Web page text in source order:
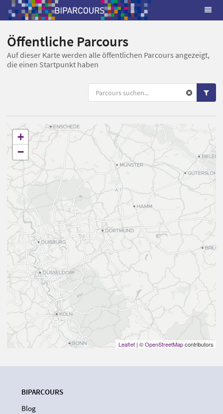
Öffentliche Parcours
Auf dieser Karte werden alle öffentlichen Parcours angezeigt,
die einen Startpunkt haben
+
−
Leaflet | ©OpenStreetMapcontributors
BIPARCOURS
Blog